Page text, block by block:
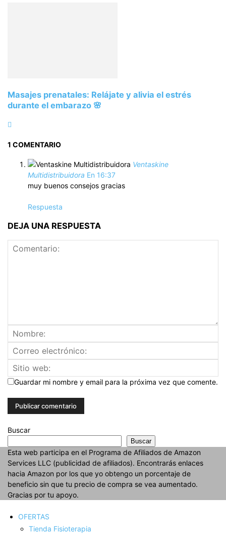
Masajes prenatales: Relájate y alivia el estrés
durante el embarazo 🌸
1 COMENTARIO
Ventaskine
Multidistribuidora En 16:37
muy buenos consejos gracias
Respuesta
DEJA UNA RESPUESTA
Guardar mi nombre y email para la próxima vez que comente.
Buscar
Buscar
Esta web participa en el Programa de Afiliados de Amazon
Services LLC (publicidad de afiliados). Encontrarás enlaces
hacia Amazon por los que yo obtengo un porcentaje de
beneficio sin que tu precio de compra se vea aumentado.
Gracias por tu apoyo.
OFERTAS
Tienda Fisioterapia